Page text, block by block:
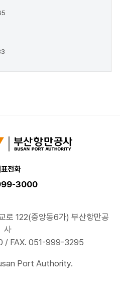
전화
3000
로 122(중앙동6가) 부산항만공
사
/ FAX. 051-999-3295
Port Authority.